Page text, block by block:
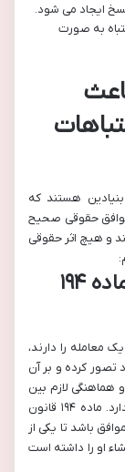
ایجاد می شود.
به صورت
هستند که
حقوقی صحیح
و هیچ اثر حقوقی
اشتباه در نوع یا ماهیت عقد (ماده ۱۹۴
معامله را دارند،
تصور کرده و بر آن
هماهنگی لازم بین
اراده ها در خصوص ماهیت حقوقی قرارداد وجود ندارد. ماده ۱۹۴ قانون
باشد تا یکی از
او را داشته است